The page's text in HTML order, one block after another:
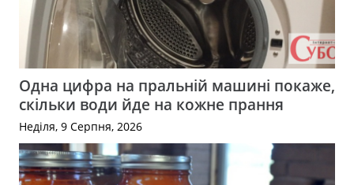
Одна цифра на пральній машині покаже,
скільки води йде на кожне прання
Неділя, 9 Серпня, 2026